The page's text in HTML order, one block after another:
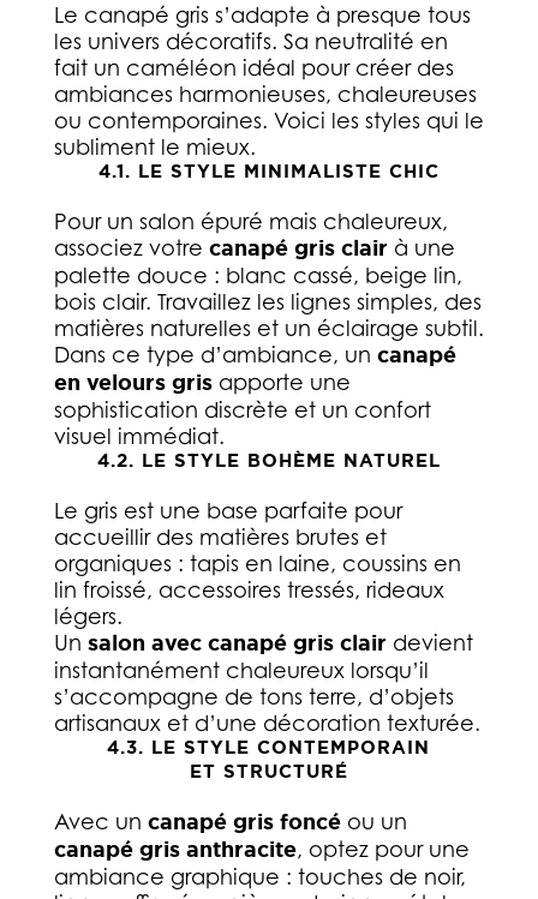
Le canapé gris s’adapte à presque tous
les univers décoratifs. Sa neutralité en
fait un caméléon idéal pour créer des
ambiances harmonieuses, chaleureuses
ou contemporaines. Voici les styles qui le
subliment le mieux.
4.1. LE STYLE MINIMALISTE CHIC
Pour un salon épuré mais chaleureux,
associez votre canapé gris clair à une
palette douce : blanc cassé, beige lin,
bois clair. Travaillez les lignes simples, des
matières naturelles et un éclairage subtil.
Dans ce type d’ambiance, un canapé
en velours grisapporte une
sophistication discrète et un confort
visuel immédiat.
4.2. LE STYLE BOHÈME NATUREL
Le gris est une base parfaite pour
accueillir des matières brutes et
organiques : tapis en laine, coussins en
lin froissé, accessoires tressés, rideaux
légers.
Un salon avec canapé gris clair devient
instantanément chaleureux lorsqu’il
s’accompagne de tons terre, d’objets
artisanaux et d’une décoration texturée.
4.3. LE STYLE CONTEMPORAIN
ET STRUCTURÉ
Avec un canapé gris foncéou un
canapé gris anthracite, optez pour une
ambiance graphique : touches de noir,